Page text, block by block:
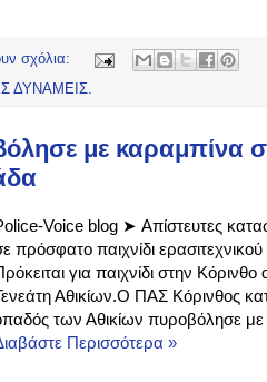
σχόλια:
ΔΥΝΑΜΕΙΣ.
με καραμπίνα
Voice blog ➤ Απίστευτες
πρόσφατο παιχνίδι
για παιχνίδι στην
Αθικίων.Ο ΠΑΣ Κόρινθος
των Αθικίων πυροβόλησε
Περισσότερα »